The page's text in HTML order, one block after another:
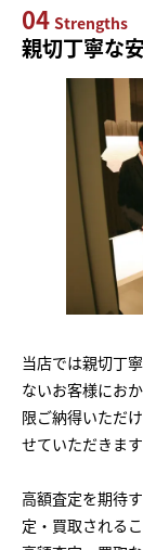
04 Strengths
親切丁寧な
当店では親切丁
ないお客様にお
限ご納得いただ
せていただきま
高額査定を期待
定・買取される